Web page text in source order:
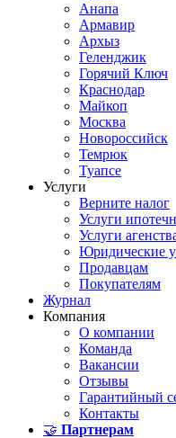
Анапа
Армавир
Архыз
Геленджик
Горячий Ключ
Краснодар
Майкоп
Москва
Новороссийск
Темрюк
Туапсе
Услуги
Верните налог
Услуги
Услуги
Юридические
Продавцам
Покупателям
Журнал
Компания
О компании
Команда
Вакансии
Отзывы
Гарантийный
Контакты
🤝 Партнерам